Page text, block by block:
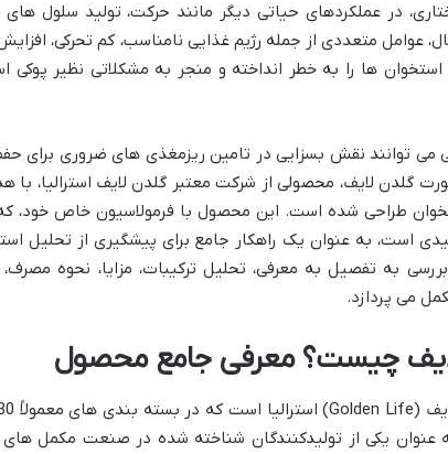
در عملکردهای حیاتی دیگر مانند حرکت، تولید سلول
عوامل متعددی از جمله رژیم غذایی نامناسب، کم تحرکی،
ها را به خطر انداخته و منجر به مشکلاتی نظیر پوکی
توانند نقش بسزایی در تامین ریزمغذی های ضروری برای
گلدن لایف، محصولی از شرکت معتبر گلدن لایف استرالیا، با
طراحی شده است. این محصول با فرمولاسیون خاص خود،
است، به عنوان یک راهکار جامع برای پیشگیری از تحلیل
به تفصیل به معرفی، تحلیل ترکیبات، مزایا، نحوه
می پردازد.
چیست؟ معرفی جامع محصول
عنوان یکی از تولیدکنندگان شناخته شده در صنعت مکمل های